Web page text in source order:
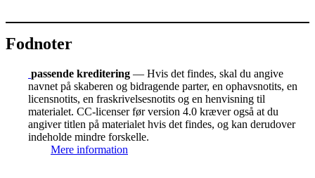
Fodnoter
passende kreditering — Hvis det findes, skal du angive
navnet på skaberen og bidragende parter, en ophavsnotits, en
licensnotits, en fraskrivelsesnotits og en henvisning til
materialet. CC-licenser før version 4.0 kræver også at du
angiver titlen på materialet hvis det findes, og kan derudover
indeholde mindre forskelle.
Mere information